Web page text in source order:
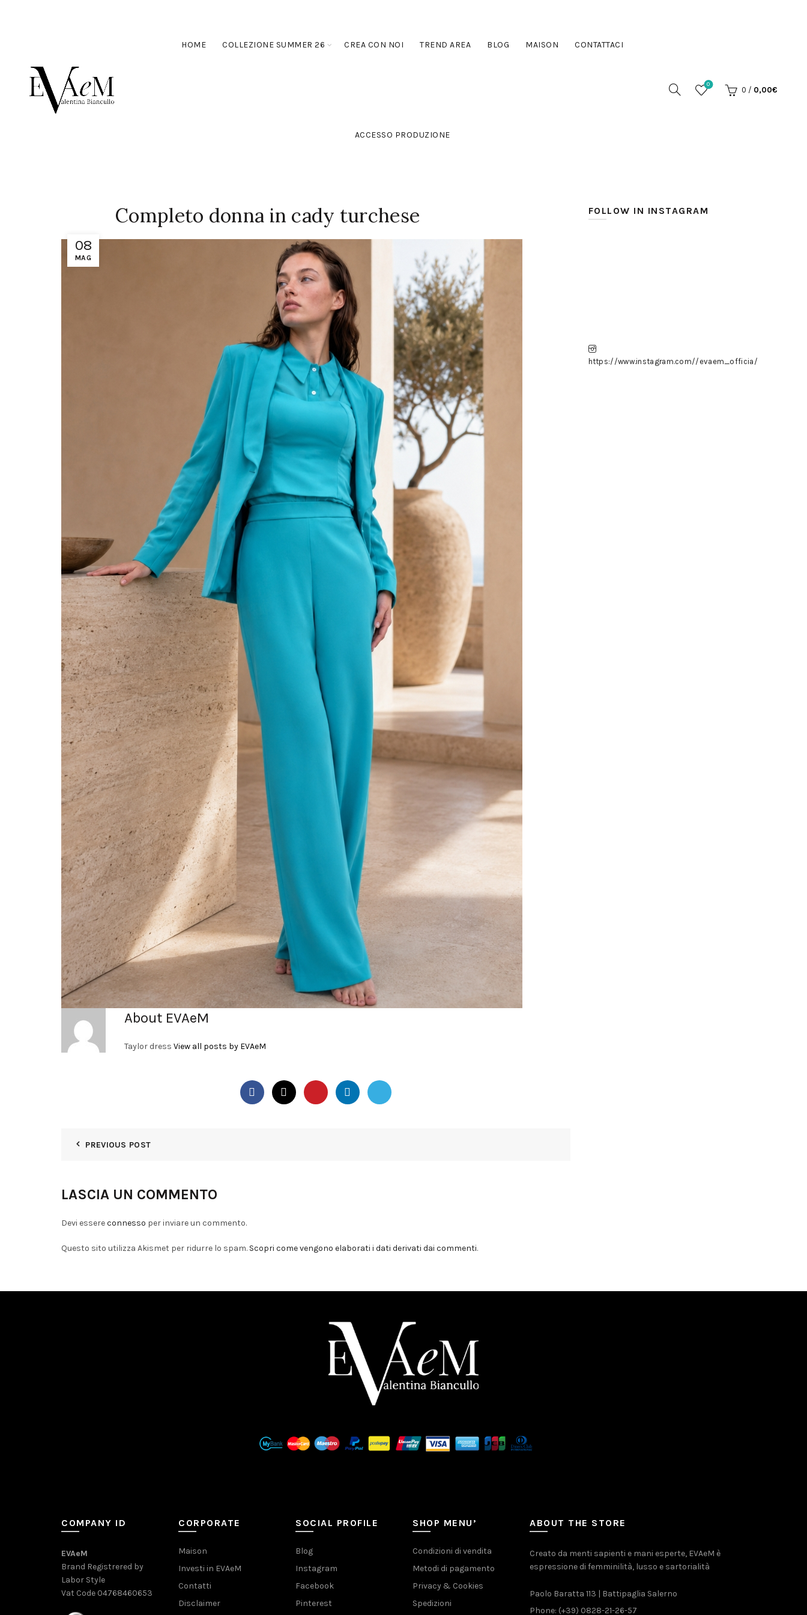
HOME COLLEZIONE SUMMER 26 CREA CON NOI TREND AREA BLOG MAISON CONTATTACI
ACCESSO PRODUZIONE
0
0 / 0,00€
08
MAG
Completo donna in cady turchese
About EVAeM
Taylor dress View all posts by EVAeM
PREVIOUS POST
LASCIA UN COMMENTO
Devi essereconnesso per inviare un commento.
Questo sito utilizza Akismet per ridurre lo spam. Scopri come vengono elaborati i dati derivati dai commenti.
FOLLOW IN INSTAGRAM
https://www.instagram.com//evaem_officia/
COMPANY ID
EVAeM
Brand Registrered by
Labor Style
Vat Code 04768460653
CORPORATE
Maison
Investi in EVAeM
Contatti
Disclaimer
SOCIAL PROFILE
Blog
Instagram
Facebook
Pinterest
SHOP MENU’
Condizioni di vendita
Metodi di pagamento
Privacy & Cookies
Spedizioni
ABOUT THE STORE
Creato da menti sapienti e mani esperte, EVAeM è
espressione di femminilità, lusso e sartorialità
Paolo Baratta 113 | Battipaglia Salerno
Phone: (+39) 0828-21-26-57